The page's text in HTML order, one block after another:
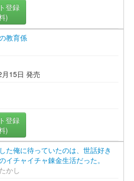
登録
)
教育係
15日 発売
登録
)
た俺に待っていたのは、世話好き
イチャイチャ錬金生活だった。
かし